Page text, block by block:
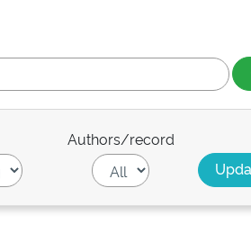
Authors/record